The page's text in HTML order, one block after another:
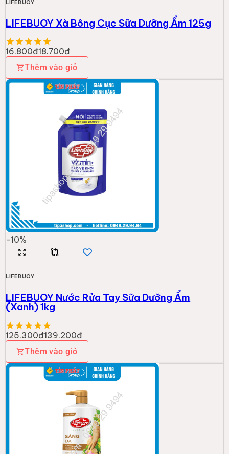
LIFEBUOY
LIFEBUOY Xà Bông Cục Sữa Dưỡng Ẩm 125g
16.800đ18.700đ
Thêm vào giỏ
-10%
LIFEBUOY
LIFEBUOY Nước Rửa Tay Sữa Dưỡng Ẩm
(Xanh) 1kg
125.300đ139.200đ
Thêm vào giỏ